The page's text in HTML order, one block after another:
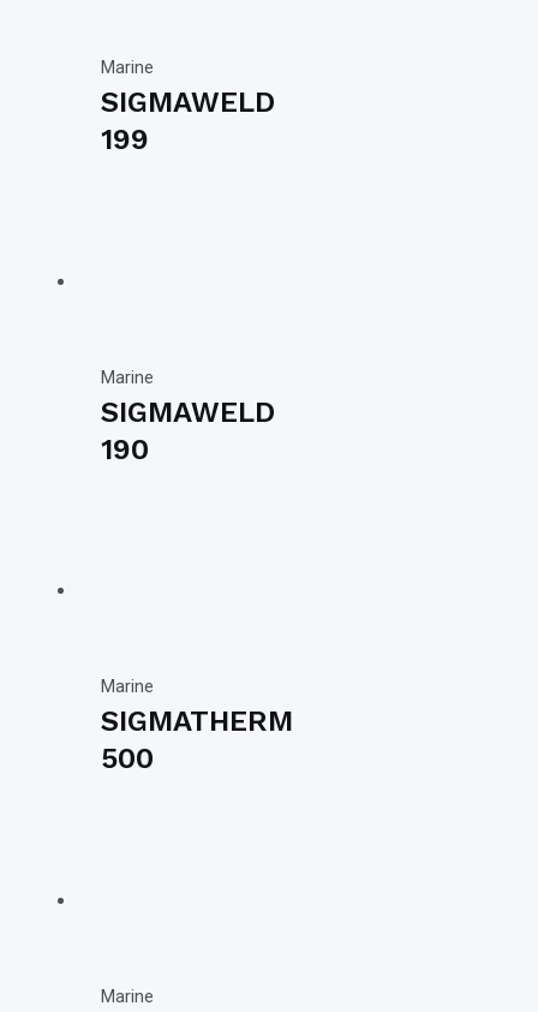
Marine
SIGMAWELD
199
Marine
SIGMAWELD
190
Marine
SIGMATHERM
500
Marine